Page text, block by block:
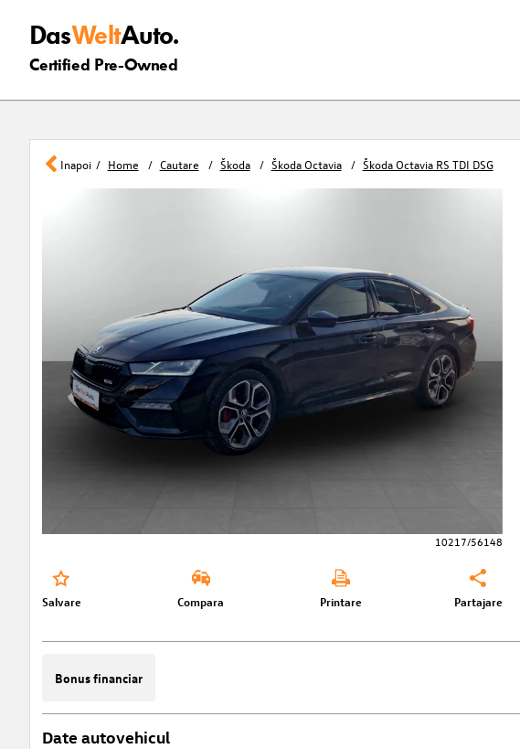
DasWeltAuto.
Certified Pre-Owned
Inapoi Home Cautare Škoda Škoda Octavia Škoda Octavia RS TDI DSG
10217/56148
Salvare Compara Printare Partajare
Bonus financiar
Date autovehicul